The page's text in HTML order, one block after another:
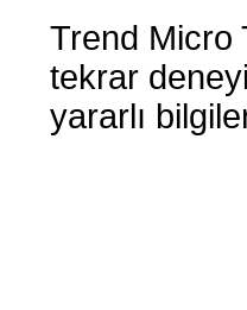
Trend Micro
tekrar
yararlı